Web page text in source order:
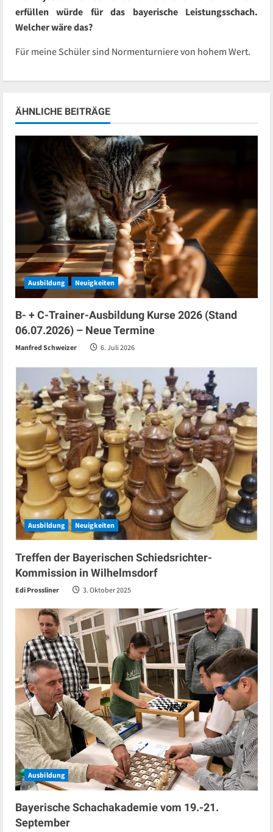
erfüllen würde für das bayerische Leistungsschach.
Welcher wäre das?
Für meine Schüler sind Normenturniere von hohem Wert.
ÄHNLICHE BEITRÄGE
Ausbildung Neuigkeiten
B- + C-Trainer-Ausbildung Kurse 2026 (Stand
06.07.2026) – Neue Termine
Manfred Schweizer 6. Juli 2026
Ausbildung Neuigkeiten
Treffen der Bayerischen Schiedsrichter-
Kommission in Wilhelmsdorf
Edi Prossliner 3. Oktober 2025
Ausbildung
Bayerische Schachakademie vom 19.-21.
September